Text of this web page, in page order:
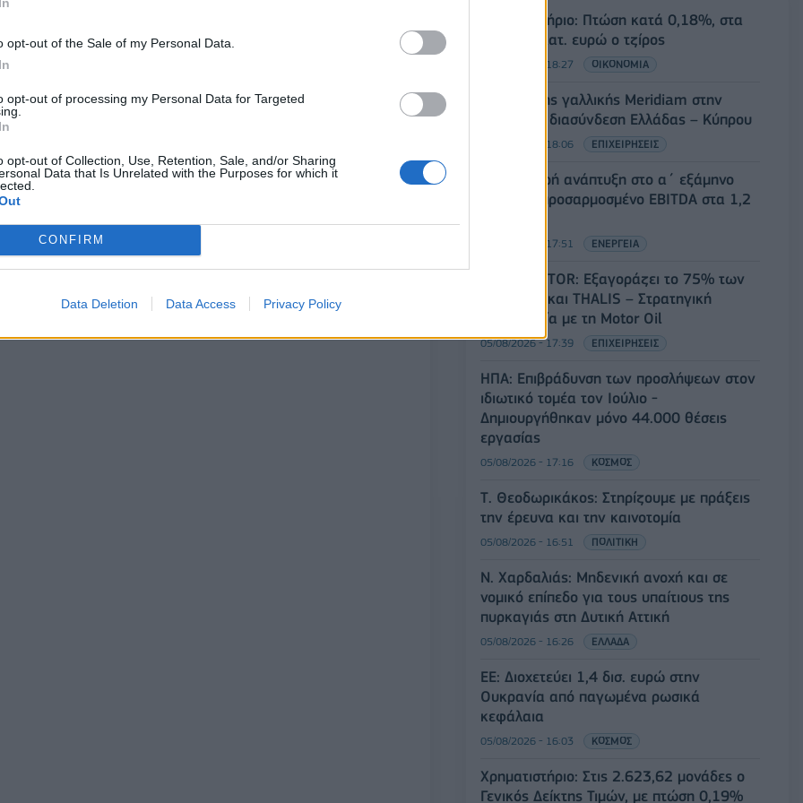
opt-out of the Sale of my Personal Data.
opt-out of processing my Personal Data for Targeted
opt-out of Collection, Use, Retention, Sale, and/or Sharing
Data that Is Unrelated with the Purposes for which it
CONFIRM
Data Deletion Data Access Privacy Policy
υποστηρίζει οργανισμούς που
Τεχνητής Νοημοσύνης με έμφαση στην
κοινωνικό αντίκτυπο.
Χρηματιστήριο: Πτώση κατά 0,18%, στα
315,71 εκατ. ευρώ ο τζίρος
05/08/2026 - 18:27 ΟΙΚΟΝΟΜΙΑ
Είσοδος της γαλλικής Meridiam στην
ηλεκτρική διασύνδεση Ελλάδας – Κύπρου
05/08/2026 - 18:06 ΕΠΙΧΕΙΡΗΣΕΙΣ
ΔΕΗ: Ισχυρή ανάπτυξη στο α΄ εξάμηνο
2026 με προσαρμοσμένο EBITDA στα 1,2
05/08/2026 - 17:51 ΕΝΕΡΓΕΙΑ
Όμιλος AKTOR: Εξαγοράζει το 75% των
ΗΛΕΚΤΩΡ και THALIS – Στρατηγική
συνεργασία με τη Motor Oil
05/08/2026 - 17:39 ΕΠΙΧΕΙΡΗΣΕΙΣ
ΗΠΑ: Επιβράδυνση των προσλήψεων στον
ιδιωτικό τομέα τον Ιούλιο -
Δημιουργήθηκαν μόνο 44.000 θέσεις
εργασίας
05/08/2026 - 17:16 ΚΟΣΜΟΣ
Τ. Θεοδωρικάκος: Στηρίζουμε με πράξεις
την έρευνα και την καινοτομία
05/08/2026 - 16:51 ΠΟΛΙΤΙΚΗ
Ν. Χαρδαλιάς: Μηδενική ανοχή και σε
νομικό επίπεδο για τους υπαίτιους της
πυρκαγιάς στη Δυτική Αττική
05/08/2026 - 16:26 ΕΛΛΑΔΑ
ΕΕ: Διοχετεύει 1,4 δισ. ευρώ στην
Ουκρανία από παγωμένα ρωσικά
κεφάλαια
05/08/2026 - 16:03 ΚΟΣΜΟΣ
Χρηματιστήριο: Στις 2.623,62 μονάδες ο
Γενικός Δείκτης Τιμών, με πτώση 0,19%